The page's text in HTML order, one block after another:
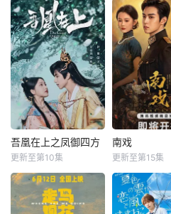
吾凰在上之凤御四方
更新至第10集
南戏
更新至第15集